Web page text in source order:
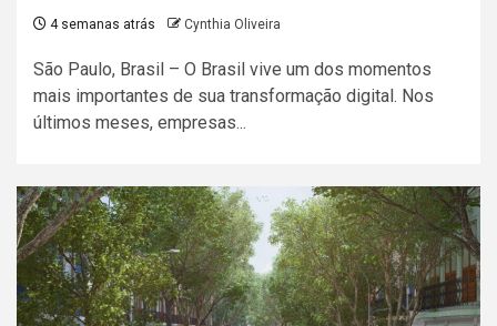
4 semanas atrás Cynthia Oliveira
São Paulo, Brasil – O Brasil vive um dos momentos
mais importantes de sua transformação digital. Nos
últimos meses, empresas...